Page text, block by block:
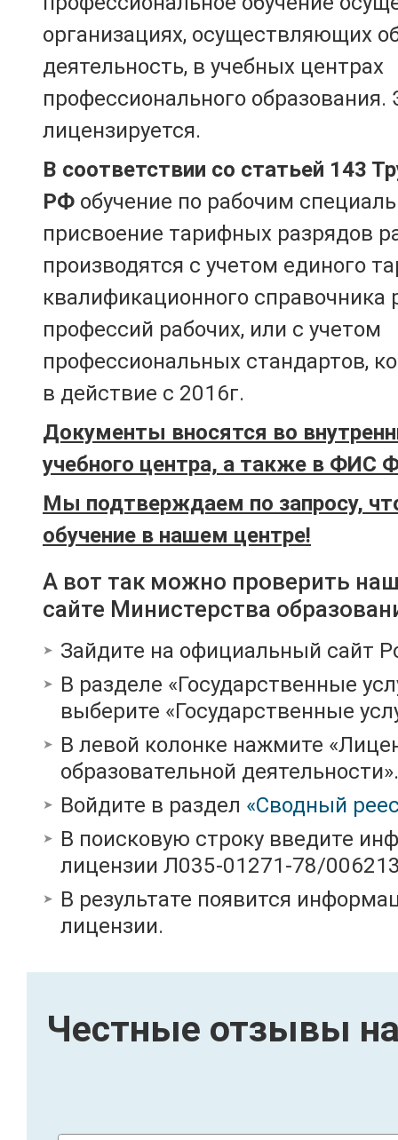
организациях, осуществляющих
деятельность, в учебных центрах
профессионального образования.
лицензируется.
В соответствии со статьей 143
РФ обучение по рабочим
присвоение тарифных разрядов
производятся с учетом единого
квалификационного справочника
профессий рабочих, или с учетом
профессиональных стандартов,
в действие с 2016г.
Документы вносятся во
учебного центра, а также в ФИС
Мы подтверждаем по запросу,
обучение в нашем центре!
А вот так можно проверить
сайте Министерства
Зайдите на официальный сайт
В разделе «Государственные
выберите «Государственные
В левой колонке нажмите
образовательной деятельности».
Войдите в раздел «Сводный
В поисковую строку введите
лицензии Л035-01271-78/
В результате появится
лицензии.
Честные отзывы